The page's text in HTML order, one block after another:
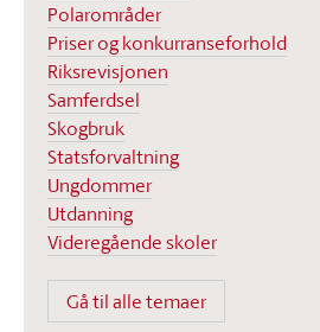
Polarområder
Priser og konkurranseforhold
Riksrevisjonen
Samferdsel
Skogbruk
Statsforvaltning
Ungdommer
Utdanning
Videregående skoler
Gå til alle temaer